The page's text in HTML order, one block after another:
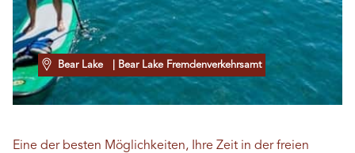
Bear Lake | Bear Lake Fremdenverkehrsamt
Eine der besten Möglichkeiten, Ihre Zeit in der freien